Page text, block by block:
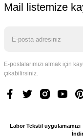
Labor Medikal Tekstil
Mail listemize
E-postalarımızı almak için
çıkabilirsiniz.
Labor Tekstil uygulamamızı